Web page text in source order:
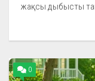
жақсы дыбысты
0